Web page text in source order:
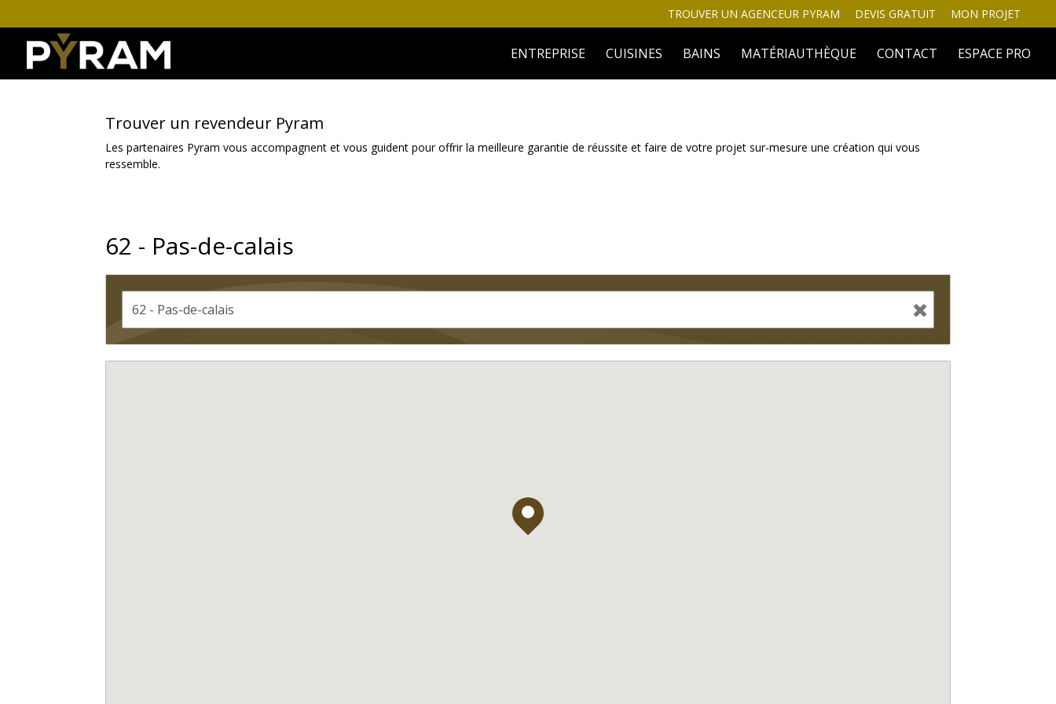
TROUVER UN AGENCEUR PYRAM DEVIS GRATUIT MON PROJET
ENTREPRISE CUISINES BAINS MATÉRIAUTHÈQUE CONTACT ESPACE PRO
Trouver un revendeur Pyram
Les partenaires Pyram vous accompagnent et vous guident pour offrir la meilleure garantie de réussite et faire de votre projet sur-mesure une création qui vous
ressemble.
62 - Pas-de-calais